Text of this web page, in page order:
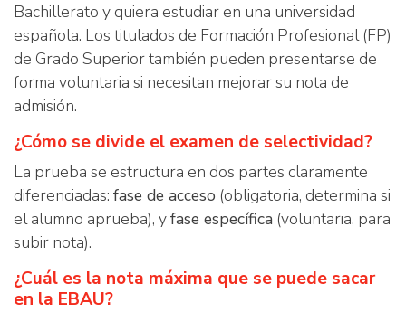
Bachillerato y quiera estudiar en una universidad
española. Los titulados de Formación Profesional (FP)
de Grado Superior también pueden presentarse de
forma voluntaria si necesitan mejorar su nota de
admisión.
¿Cómo se divide el examen de selectividad?
La prueba se estructura en dos partes claramente
diferenciadas: fase de acceso (obligatoria, determina si
el alumno aprueba), yfase específica (voluntaria, para
subir nota).
¿Cuál es la nota máxima que se puede sacar
en la EBAU?